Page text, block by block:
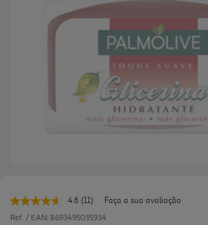
4.6 Leu
11
(11)
Faça a sua avaliação
Ref. / EAN: 8693495035934